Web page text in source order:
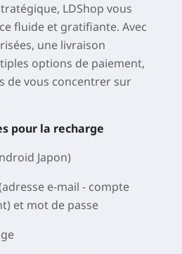
LDShop vous
fluide et gratifiante. Avec
une livraison
options de paiement,
de vous concentrer sur
pour la recharge
Japon)
e-mail - compte
et mot de passe